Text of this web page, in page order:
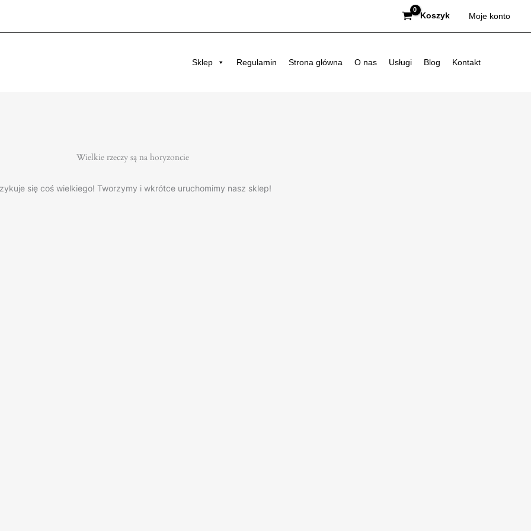
Koszyk Moje konto
Sklep Regulamin Strona główna O nas Usługi Blog Kontakt
Wielkie rzeczy są na horyzoncie
się coś wielkiego! Tworzymy i wkrótce uruchomimy nasz sklep!